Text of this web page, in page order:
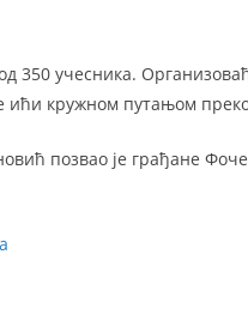
350 учесника.
ићи кружном путањом
позвао је грађане